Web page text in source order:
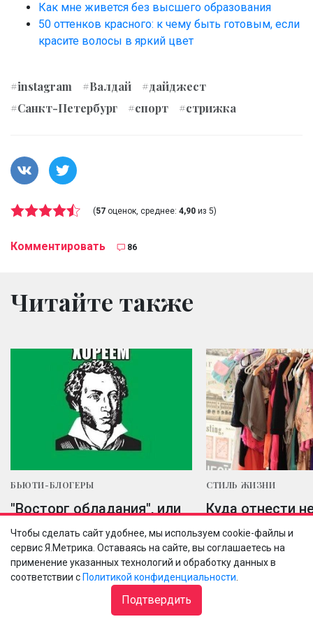
Как мне живется без высшего образования
50 оттенков красного: к чему быть готовым, если
красите волосы в яркий цвет
#instagram #Валдай
#дайджест
#Санкт-Петербург
#спорт #стрижка
(57 оценок, среднее: 4,90 из 5)
Комментировать 86
Читайте также
БЬЮТИ-БЛОГЕРЫ
"Восторг обладания", или
нам пишут пиарщики.
Часть 1
Оля Третьякова
СТИЛЬ ЖИЗНИ
Куда отнести
одежду?
Лена Логинова 12
Чтобы сделать сайт удобнее, мы используем cookie-файлы и
сервис Я.Метрика. Оставаясь на сайте, вы соглашаетесь на
применение указанных технологий и обработку данных в
соответствии с Политикой конфиденциальности
Подтвердить